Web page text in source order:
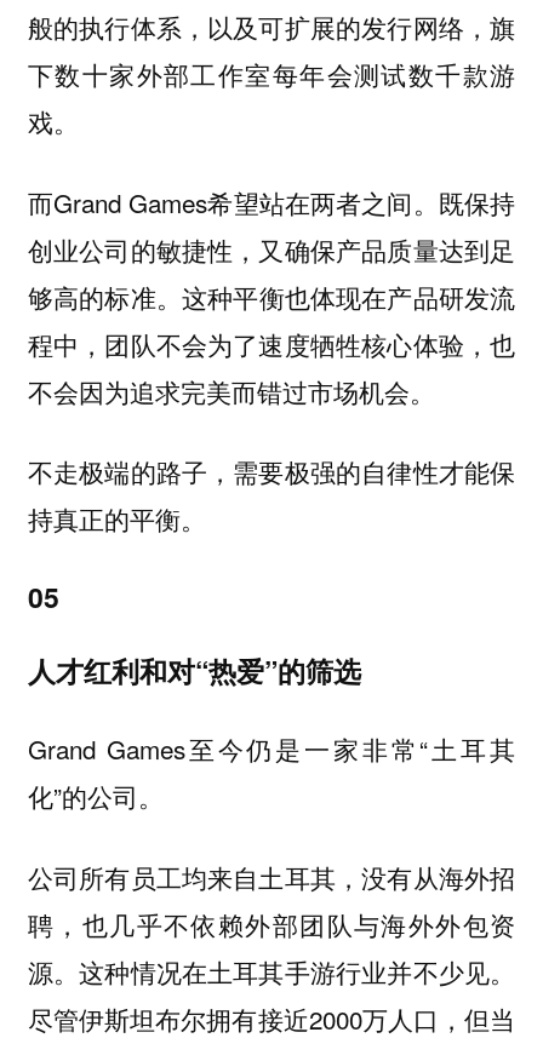
般的执行体系，以及可扩展的发行网络，旗
下数十家外部工作室每年会测试数千款游
戏。
而Grand Games希望站在两者之间。 既保持
创业公司的敏捷性，又确保产品质量达到足
够高的标准。 这种平衡也体现在产品研发流
程中，团队不会为了速度牺牲核心体验，也
不会因为追求完美而错过市场机会。
不走极端的路子，需要极强的自律性才能保
持真正的平衡。
05
人才红利和对“热爱”的筛选
Grand Games至今仍是一家非常“土耳其
化”的公司。
公司所有员工均来自土耳其，没有从海外招
聘，也几乎不依赖外部团队与海外外包资
源。这种情况在土耳其手游行业并不少见。
尽管伊斯坦布尔拥有接近2000万人口，但当